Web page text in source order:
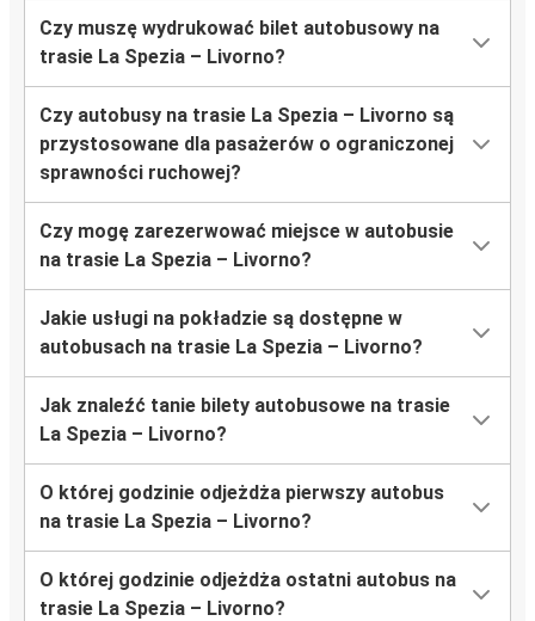
Czy muszę wydrukować bilet autobusowy na
trasie La Spezia – Livorno?
Czy autobusy na trasie La Spezia – Livorno są
przystosowane dla pasażerów o ograniczonej
sprawności ruchowej?
Czy mogę zarezerwować miejsce w autobusie
na trasie La Spezia – Livorno?
Jakie usługi na pokładzie są dostępne w
autobusach na trasie La Spezia – Livorno?
Jak znaleźć tanie bilety autobusowe na trasie
La Spezia – Livorno?
O której godzinie odjeżdża pierwszy autobus
na trasie La Spezia – Livorno?
O której godzinie odjeżdża ostatni autobus na
trasie La Spezia – Livorno?